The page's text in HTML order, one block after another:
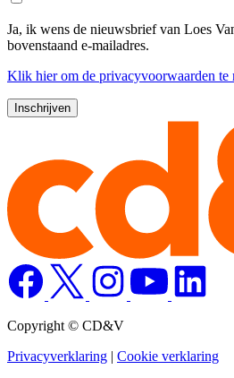
Ja, ik wens de nieuwsbrief van Loes
bovenstaand e-mailadres.
Klik hierom de privacyvoorwaarden te
Copyright © CD&V
Privacyverklaring | Cookie verklaring